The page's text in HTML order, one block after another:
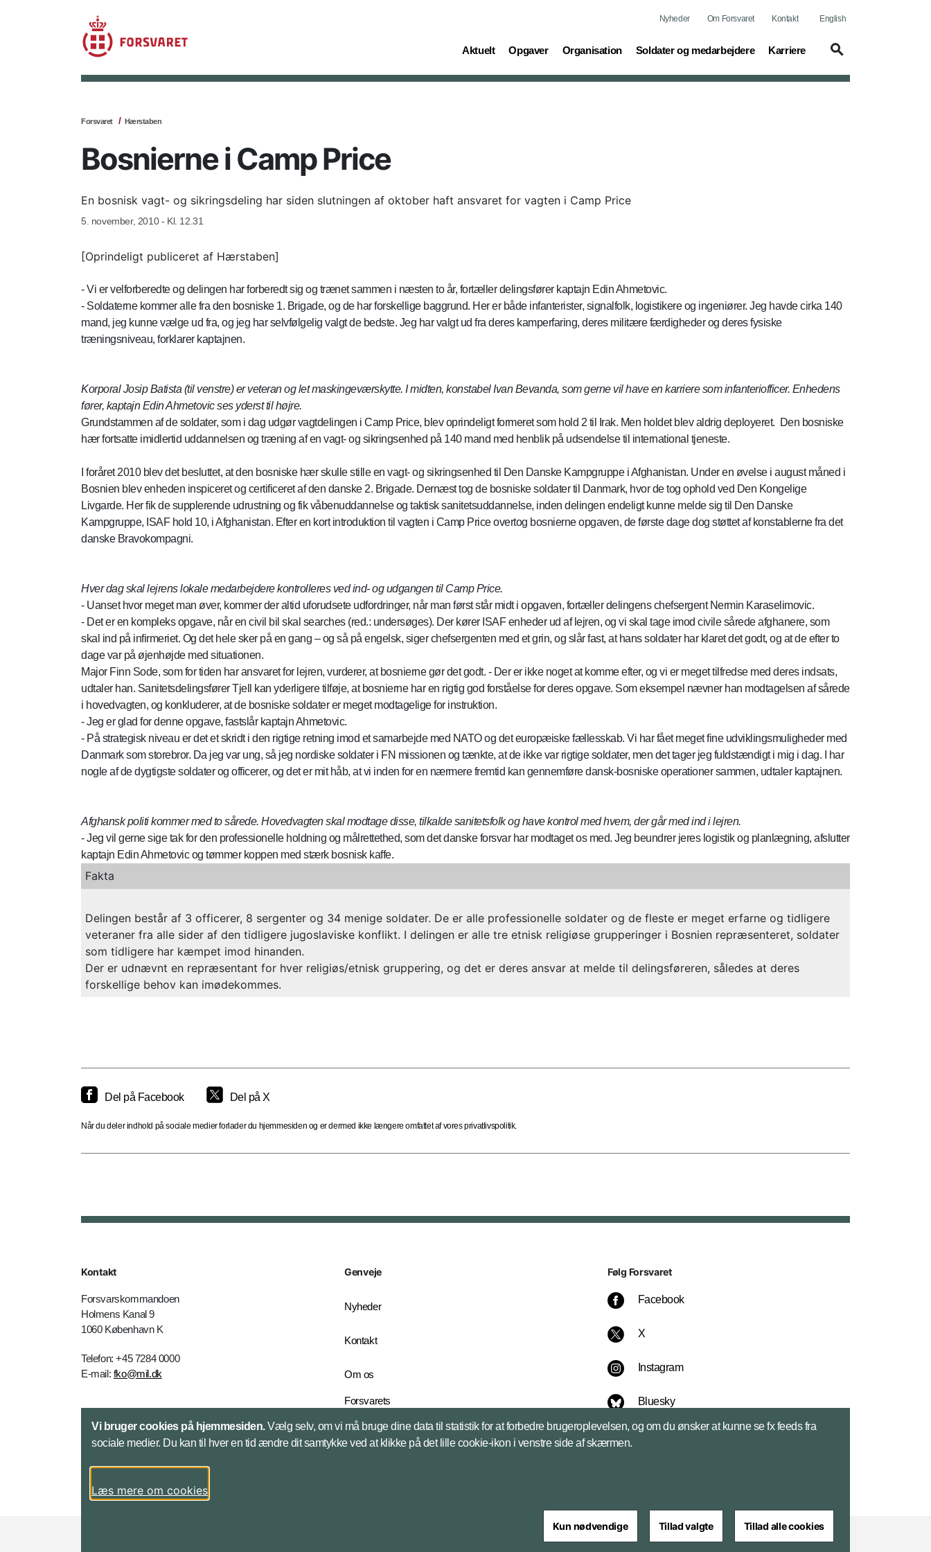
Nyheder Om Forsvaret Kontakt English
Aktuelt
(current) Opgaver
(current) Organisation
(current) Soldater og medarbejdere
(current) Karriere
(current)
Forsvaret Hærstaben
Bosnierne i Camp Price
En bosnisk vagt- og sikringsdeling har siden slutningen af oktober haft ansvaret for vagten i Camp Price
5. november, 2010 - Kl. 12.31
[Oprindeligt publiceret af Hærstaben]
- Vi er velforberedte og delingen har forberedt sig og trænet sammen i næsten to år, fortæller delingsfører kaptajn Edin Ahmetovic.
- Soldaterne kommer alle fra den bosniske 1. Brigade, og de har forskellige baggrund. Her er både infanterister, signalfolk, logistikere og ingeniører. Jeg havde cirka 140
mand, jeg kunne vælge ud fra, og jeg har selvfølgelig valgt de bedste. Jeg har valgt ud fra deres kamperfaring, deres militære færdigheder og deres fysiske
træningsniveau, forklarer kaptajnen.
Korporal Josip Batista (til venstre) er veteran og let maskingeværskytte. I midten, konstabel Ivan Bevanda, som gerne vil have en karriere som infanteriofficer. Enhedens
fører, kaptajn Edin Ahmetovic ses yderst til højre.
Grundstammen af de soldater, som i dag udgør vagtdelingen i Camp Price, blev oprindeligt formeret som hold 2 til Irak. Men holdet blev aldrig deployeret. Den bosniske
hær fortsatte imidlertid uddannelsen og træning af en vagt- og sikringsenhed på 140 mand med henblik på udsendelse til international tjeneste.
I foråret 2010 blev det besluttet, at den bosniske hær skulle stille en vagt- og sikringsenhed til Den Danske Kampgruppe i Afghanistan. Under en øvelse i august måned i
Bosnien blev enheden inspiceret og certificeret af den danske 2. Brigade. Dernæst tog de bosniske soldater til Danmark, hvor de tog ophold ved Den Kongelige
Livgarde. Her fik de supplerende udrustning og fik våbenuddannelse og taktisk sanitetsuddannelse, inden delingen endeligt kunne melde sig til Den Danske
Kampgruppe, ISAF hold 10, i Afghanistan. Efter en kort introduktion til vagten i Camp Price overtog bosnierne opgaven, de første dage dog støttet af konstablerne fra det
danske Bravokompagni.
Hver dag skal lejrens lokale medarbejdere kontrolleres ved ind- og udgangen til Camp Price.
- Uanset hvor meget man øver, kommer der altid uforudsete udfordringer, når man først står midt i opgaven, fortæller delingens chefsergent Nermin Karaselimovic.
- Det er en kompleks opgave, når en civil bil skal searches (red.: undersøges). Der kører ISAF enheder ud af lejren, og vi skal tage imod civile sårede afghanere, som
skal ind på infirmeriet. Og det hele sker på en gang – og så på engelsk, siger chefsergenten med et grin, og slår fast, at hans soldater har klaret det godt, og at de efter to
dage var på øjenhøjde med situationen.
Major Finn Sode, som for tiden har ansvaret for lejren, vurderer, at bosnierne gør det godt. - Der er ikke noget at komme efter, og vi er meget tilfredse med deres indsats,
udtaler han. Sanitetsdelingsfører Tjell kan yderligere tilføje, at bosnierne har en rigtig god forståelse for deres opgave. Som eksempel nævner han modtagelsen af sårede
i hovedvagten, og konkluderer, at de bosniske soldater er meget modtagelige for instruktion.
- Jeg er glad for denne opgave, fastslår kaptajn Ahmetovic.
- På strategisk niveau er det et skridt i den rigtige retning imod et samarbejde med NATO og det europæiske fællesskab. Vi har fået meget fine udviklingsmuligheder med
Danmark som storebror. Da jeg var ung, så jeg nordiske soldater i FN missionen og tænkte, at de ikke var rigtige soldater, men det tager jeg fuldstændigt i mig i dag. I har
nogle af de dygtigste soldater og officerer, og det er mit håb, at vi inden for en nærmere fremtid kan gennemføre dansk-bosniske operationer sammen, udtaler kaptajnen.
Afghansk politi kommer med to sårede. Hovedvagten skal modtage disse, tilkalde sanitetsfolk og have kontrol med hvem, der går med ind i lejren.
- Jeg vil gerne sige tak for den professionelle holdning og målrettethed, som det danske forsvar har modtaget os med. Jeg beundrer jeres logistik og planlægning, afslutter
kaptajn Edin Ahmetovic og tømmer koppen med stærk bosnisk kaffe.
Fakta
Delingen består af 3 officerer, 8 sergenter og 34 menige soldater. De er alle professionelle soldater og de fleste er meget erfarne og tidligere
veteraner fra alle sider af den tidligere jugoslaviske konflikt. I delingen er alle tre etnisk religiøse grupperinger i Bosnien repræsenteret, soldater
som tidligere har kæmpet imod hinanden.
Der er udnævnt en repræsentant for hver religiøs/etnisk gruppering, og det er deres ansvar at melde til delingsføreren, således at deres
forskellige behov kan imødekommes.
Del på Facebook Del på X
Når du deler indhold på sociale medier forlader du hjemmesiden og er dermed ikke længere omfattet af vores privatlivspolitik.
Kontakt
Forsvarskommandoen
Holmens Kanal 9
1060 København K
Telefon: +45 7284 0000
E-mail: fko@mil.dk
Kontakt
Genveje
Nyheder
Kontakt
Om os
Forsvarets
English Edition
Følg Forsvaret
Facebook
X
Instagram
Bluesky
LinkedIn
Vi bruger cookies på hjemmesiden.Vælg selv, om vi må bruge dine data til statistik for at forbedre brugeroplevelsen, og om du ønsker at kunne se fx feeds fra
sociale medier. Du kan til hver en tid ændre dit samtykke ved at klikke på det lille cookie-ikon i venstre side af skærmen.
Læs mere om cookies
Kun nødvendige Tillad valgte Tillad alle cookies